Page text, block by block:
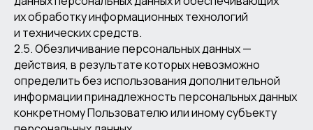
их обработку информационных технологий
и технических средств.
2.5. Обезличивание персональных данных —
действия, в результате которых невозможно
определить без использования дополнительной
информации принадлежность персональных данных
конкретному Пользователю или иному субъекту